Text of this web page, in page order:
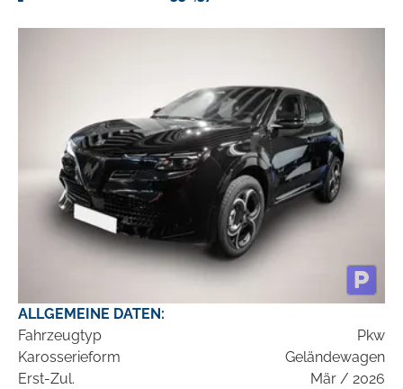
ALLGEMEINE DATEN:
Fahrzeugtyp
Pkw
Karosserieform
Geländewagen
Erst-Zul.
Mär / 2026